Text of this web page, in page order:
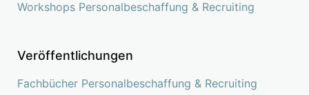
Workshops Personalbeschaffung & Recruiting
Veröffentlichungen
Fachbücher Personalbeschaffung & Recruiting